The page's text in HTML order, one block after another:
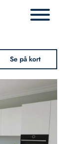
Se på kort